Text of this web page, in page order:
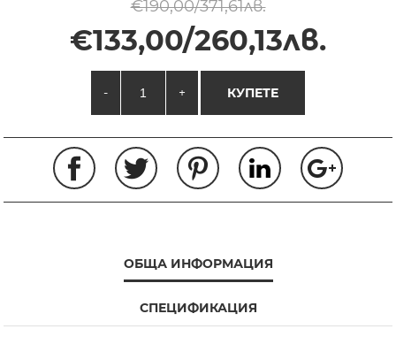
€190,00/371,61лв.
€133,00/260,13лв.
- + КУПЕТЕ
ОБЩА ИНФОРМАЦИЯ
СПЕЦИФИКАЦИЯ